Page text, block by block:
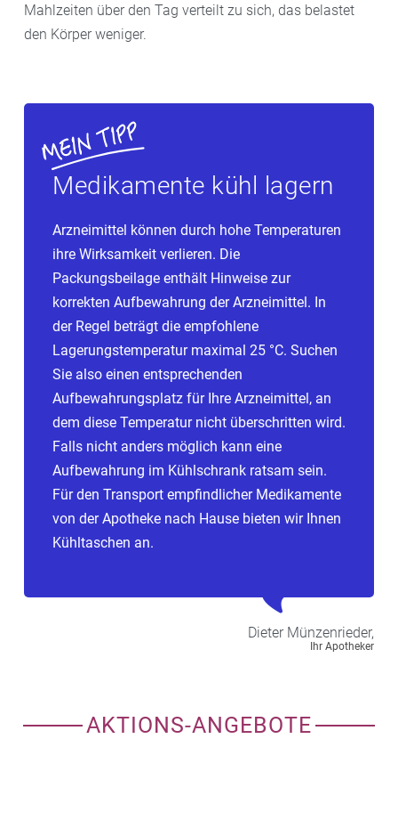
Mahlzeiten über den Tag verteilt zu sich, das belastet
den Körper weniger.
Medikamente kühl lagern
Arzneimittel können durch hohe Temperaturen
ihre Wirksamkeit verlieren. Die
Packungsbeilage enthält Hinweise zur
korrekten Aufbewahrung der Arzneimittel. In
der Regel beträgt die empfohlene
Lagerungstemperatur maximal 25 °C. Suchen
Sie also einen entsprechenden
Aufbewahrungsplatz für Ihre Arzneimittel, an
dem diese Temperatur nicht überschritten wird.
Falls nicht anders möglich kann eine
Aufbewahrung im Kühlschrank ratsam sein.
Für den Transport empfindlicher Medikamente
von der Apotheke nach Hause bieten wir Ihnen
Kühltaschen an.
Dieter Münzenrieder,
Ihr Apotheker
AKTIONS-ANGEBOTE